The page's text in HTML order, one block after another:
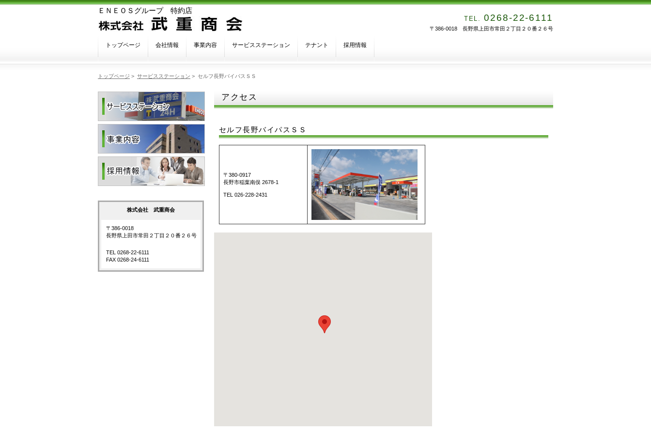
ＥＮＥＯＳグループ 特約店
TEL.0268-22-6111
〒386-0018 長野県上田市常田２丁目２０番２６号
アクセス
セルフ長野バイパスＳＳ
〒380-0917
長野市稲葉南俣 2678-1
TEL 026-228-2431
トップページ > サービスステーション > セルフ長野バイパスＳＳ
トップページ 会社情報 事業内容 サービスステーション テナント 採用情報
株式会社 武重商会
〒386-0018
長野県上田市常田２丁目２０番２６号
TEL 0268-22-6111
FAX 0268-24-6111